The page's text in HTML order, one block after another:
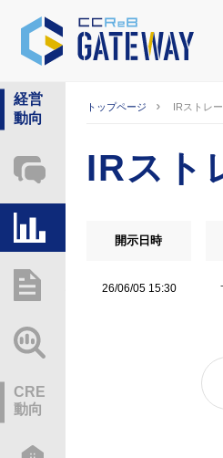
経営
動向
ホットワード分析
総研レポート・分析
CRE
動向
トップページ IRストレ
IRスト
開示日時
26/06/05 15:30